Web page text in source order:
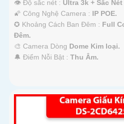
👁 Độ sắc nét : Ultra 3k + Sắc Nét
🌠 Công Nghệ Camera : IP POE.
✪ Khoảng Cách Ban Đêm : Full
Ðêm.
🎨 Camera Dòng Dome Kim loại.
️🔔 Điểm Nỗi Bật : Thu Âm.